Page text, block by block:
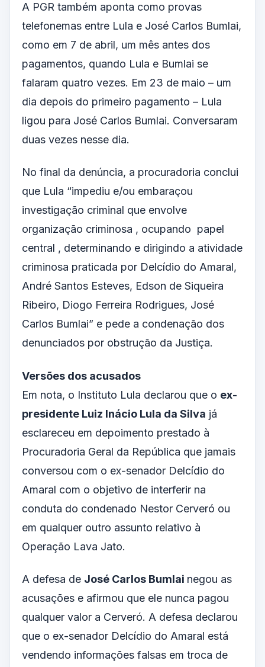
A PGR também aponta como provas
telefonemas entre Lula e José Carlos Bumlai,
como em 7 de abril, um mês antes dos
pagamentos, quando Lula e Bumlai se
falaram quatro vezes. Em 23 de maio – um
dia depois do primeiro pagamento – Lula
ligou para José Carlos Bumlai. Conversaram
duas vezes nesse dia.
No final da denúncia, a procuradoria conclui
que Lula “impediu e/ou embaraçou
investigação criminal que envolve
organização criminosa , ocupando papel
central , determinando e dirigindo a atividade
criminosa praticada por Delcídio do Amaral,
André Santos Esteves, Edson de Siqueira
Ribeiro, Diogo Ferreira Rodrigues, José
Carlos Bumlai” e pede a condenação dos
denunciados por obstrução da Justiça.
Versões dos acusados
Em nota, o Instituto Lula declarou que o ex-
presidente Luiz Inácio Lula da Silva já
esclareceu em depoimento prestado à
Procuradoria Geral da República que jamais
conversou com o ex-senador Delcídio do
Amaral com o objetivo de interferir na
conduta do condenado Nestor Cerveró ou
em qualquer outro assunto relativo à
Operação Lava Jato.
A defesa de José Carlos Bumlai negou as
acusações e afirmou que ele nunca pagou
qualquer valor a Cerveró. A defesa declarou
que o ex-senador Delcídio do Amaral está
vendendo informações falsas em troca de